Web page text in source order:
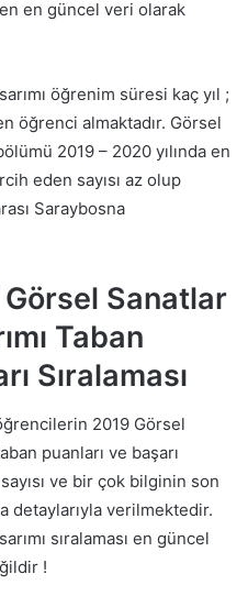
en güncel veri olarak
öğrenim süresi kaç yıl ;
öğrenci almaktadır. Görsel
2019 – 2020 yılında en
eden sayısı az olup
Saraybosna
Sanatlar
Taban
Sıralaması
2019 Görsel
puanları ve başarı
ve bir çok bilginin son
detaylarıyla verilmektedir.
sıralaması en güncel
!